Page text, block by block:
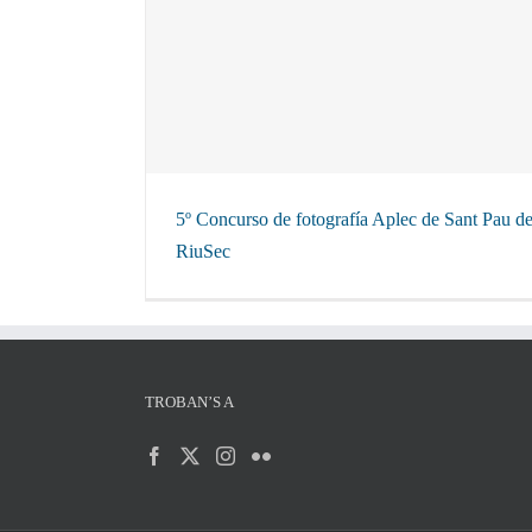
5º Concurso de fotografía Aplec de Sant Pau de
RiuSec
TROBAN’S A